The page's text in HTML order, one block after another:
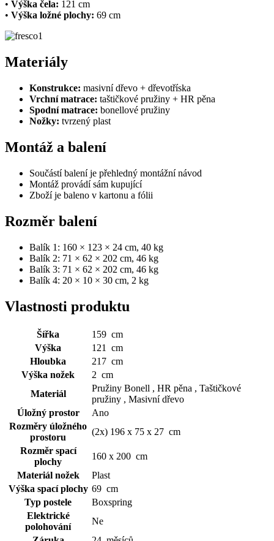
• Výška čela: 121 cm
• Výška ložné plochy: 69 cm
Materiály
Konstrukce: masivní dřevo + dřevotříska
Vrchní matrace: taštičkové pružiny + HR pěna
Spodní matrace: bonellové pružiny
Nožky: tvrzený plast
Montáž a balení
Součástí balení je přehledný montážní návod
Montáž provádí sám kupující
Zboží je baleno v kartonu a fólii
Rozměr balení
Balík 1: 160 × 123 × 24 cm, 40 kg
Balík 2: 71 × 62 × 202 cm, 46 kg
Balík 3: 71 × 62 × 202 cm, 46 kg
Balík 4: 20 × 10 × 30 cm, 2 kg
Vlastnosti produktu
Šířka
159 cm
Výška
121 cm
Hloubka
217 cm
Výška nožek
2 cm
Materiál
Pružiny Bonell , HR pěna , Taštičkové
pružiny , Masivní dřevo
Úložný prostor
Ano
Rozměry úložného
prostoru
(2x) 196 x 75 x 27 cm
Rozměr spací
plochy
160 x 200 cm
Materiál nožek
Plast
Výška spací plochy 69 cm
Typ postele
Boxspring
Elektrické
polohování
Ne